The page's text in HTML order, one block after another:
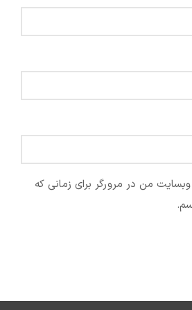
وبسایت من در مرورگر برای زمانی که